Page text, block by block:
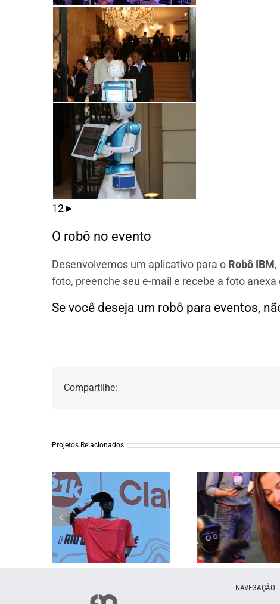
12►
O robô no evento
Desenvolvemos um aplicativo para o Robô IBM
foto, preenche seu e-mail e recebe a foto
Se você deseja um robô para eventos,
Compartilhe:
Projetos Relacionados
Maratona do Rio –
Claro Brasil
Claro Brasil –
Innovation
NAVEGAÇÃO